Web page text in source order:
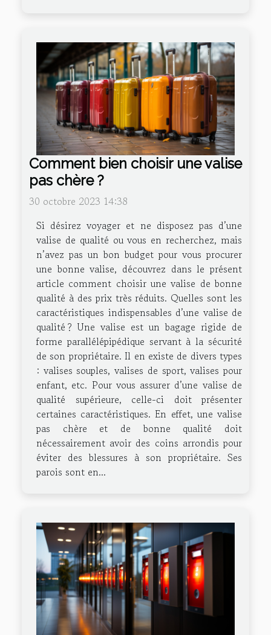
Comment bien choisir une valise
pas chère ?
30 octobre 2023 14:38
Si désirez voyager et ne disposez pas d’une
valise de qualité ou vous en recherchez, mais
n’avez pas un bon budget pour vous procurer
une bonne valise, découvrez dans le présent
article comment choisir une valise de bonne
qualité à des prix très réduits. Quelles sont les
caractéristiques indispensables d’une valise de
qualité ? Une valise est un bagage rigide de
forme parallélépipédique servant à la sécurité
de son propriétaire. Il en existe de divers types
: valises souples, valises de sport, valises pour
enfant, etc. Pour vous assurer d’une valise de
qualité supérieure, celle-ci doit présenter
certaines caractéristiques. En effet, une valise
pas chère et de bonne qualité doit
nécessairement avoir des coins arrondis pour
éviter des blessures à son propriétaire. Ses
parois sont en...